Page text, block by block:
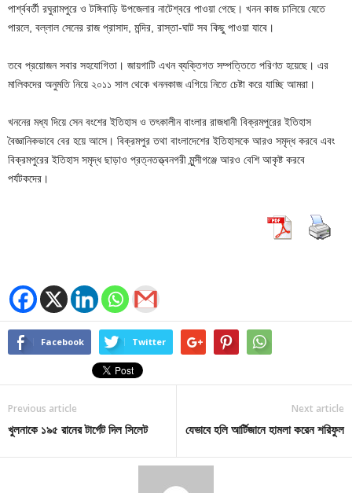
পার্শ্ববর্তী রঘুরামপুরে ও টঙ্গিবাড়ি উপজেলার নাটেশ্বরে পাওয়া গেছে। খনন কাজ চালিয়ে যেতে
পারলে, বল্লাল সেনের রাজ প্রাসাদ, মন্দির, রাস্তা-ঘাট সব কিছু পাওয়া যাবে।
তবে প্রয়োজন সবার সহযোগিতা। জায়গাটি এখন ব্যক্তিগত সম্পত্তিতে পরিণত হয়েছে। এর
মালিকদের অনুমতি নিয়ে ২০১১ সাল থেকে খননকাজ এগিয়ে নিতে চেষ্টা করে যাচ্ছি আমরা।
খননের মধ্য দিয়ে সেন বংশের ইতিহাস ও তৎকালীন বাংলার রাজধানী বিক্রমপুরের ইতিহাস
বৈজ্ঞানিকভাবে বের হয়ে আসে। বিক্রমপুর তথা বাংলাদেশের ইতিহাসকে আরও সমৃদ্ধ করবে এবং
বিক্রমপুরের ইতিহাস সমৃদ্ধ ছাড়াও প্রত্নতত্ত্বনগরী মুন্সীগঞ্জে আরও বেশি আকৃষ্ট করবে
পর্যটকদের।
Facebook Twitter
Previous article
খুলনাকে ১৯৫ রানের টার্গেট দিল সিলেট
Next article
যেভাবে হলি আর্টিজানে হামলা করেন শরিফুল